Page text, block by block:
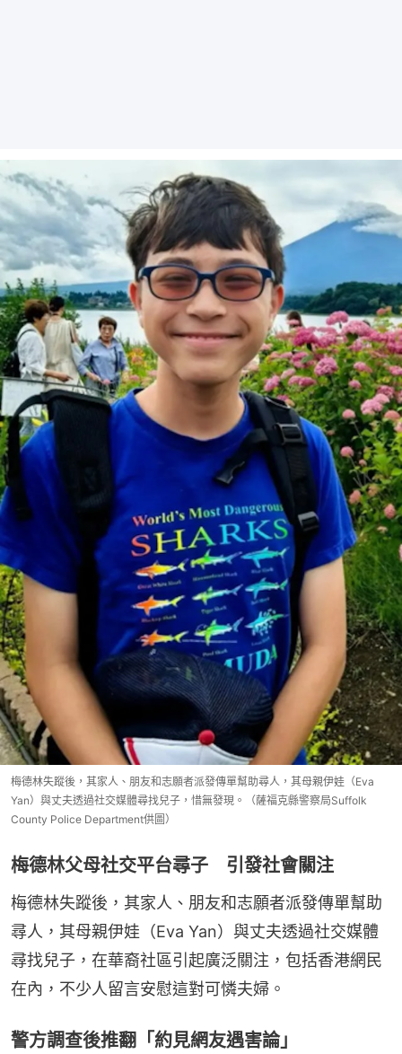
梅德林失蹤後，其家人、朋友和志願者派發傳單幫助尋人，其母親伊娃（Eva
Yan）與丈夫透過社交媒體尋找兒子，惜無發現。（薩福克縣警察局Suffolk
County Police Department供圖）
梅德林父母社交平台尋子 引發社會關注
梅德林失蹤後，其家人、朋友和志願者派發傳單幫助
尋人，其母親伊娃（Eva Yan）與丈夫透過社交媒體
尋找兒子，在華裔社區引起廣泛關注，包括香港網民
在內，不少人留言安慰這對可憐夫婦。
警方調查後推翻「約見網友遇害論」